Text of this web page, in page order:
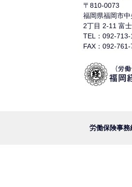
〒810-0073
福岡県福岡市
2丁目 2-11 富
TEL：092-713-
FAX：092-
労働保険事務